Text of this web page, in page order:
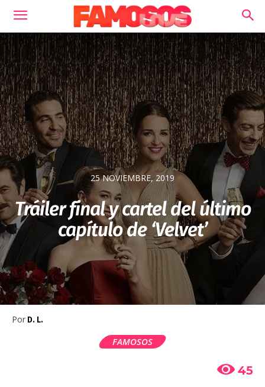
25 NOVIEMBRE, 2019
Tráiler final y cartel del último
capítulo de ‘Velvet’
Por D. L.
FAMOSOS
45